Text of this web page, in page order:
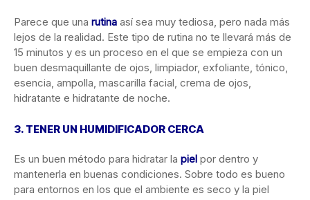
Parece que una rutina así sea muy tediosa, pero nada más
lejos de la realidad. Este tipo de rutina no te llevará más de
15 minutos y es un proceso en el que se empieza con un
buen desmaquillante de ojos, limpiador, exfoliante, tónico,
esencia, ampolla, mascarilla facial, crema de ojos,
hidratante e hidratante de noche.
3. TENER UN HUMIDIFICADOR CERCA
Es un buen método para hidratar la piel por dentro y
mantenerla en buenas condiciones. Sobre todo es bueno
para entornos en los que el ambiente es seco y la piel